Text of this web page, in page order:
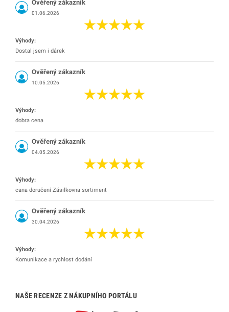
Ověřený zákazník
01.06.2026
Výhody:
Dostal jsem i dárek
Ověřený zákazník
10.05.2026
Výhody:
dobra cena
Ověřený zákazník
04.05.2026
Výhody:
cana doručení Zásilkovna sortiment
Ověřený zákazník
30.04.2026
Výhody:
Komunikace a rychlost dodání
NAŠE RECENZE Z NÁKUPNÍHO PORTÁLU